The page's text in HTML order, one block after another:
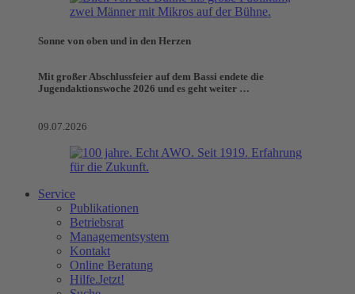
Sonne von oben und in den Herzen
Mit großer Abschlussfeier auf dem Bassi endete die
Jugendaktionswoche 2026 und es geht weiter …
09.07.2026
Service
Publikationen
Betriebsrat
Managementsystem
Kontakt
Online Beratung
Hilfe.Jetzt!